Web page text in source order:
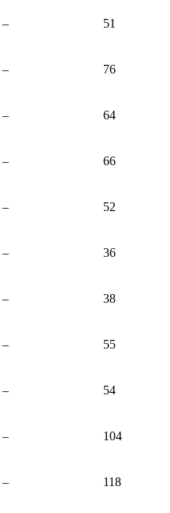
–
51
–
76
–
64
–
66
–
52
–
36
–
38
–
55
–
54
–
104
–
118